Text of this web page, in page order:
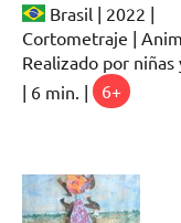
Brasil | 2022 |
Cortometraje |
Realizado por niñas
| 6 min. |
6+